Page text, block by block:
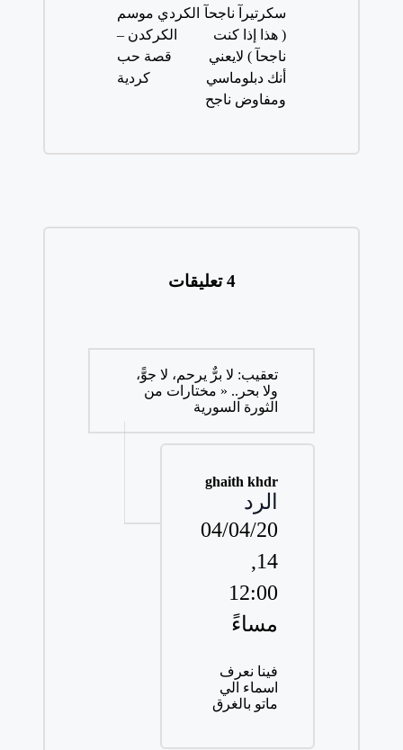
سكرتيرآ ناجحآ
( هذا إذا كنت
ناجحآ ) لايعني
أنك دبلوماسي
ومفاوض ناجح
الكردي موسم
الكركدن –
قصة حب
كردية
4 تعليقات
تعقيب: ﻻ برٌّ يرحم، ﻻ جوًّ،
وﻻ بحر.. « مختارات من
الثورة السورية
ghaith khdr
الرد
04/04/20
14,
12:00
مساءً
فينا نعرف
اسماء الي
ماتو بالغرق